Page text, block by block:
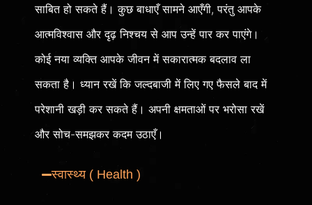
साबित हो सकते हैं। कुछ बाधाएँ सामने आएँगी, परंतु आपके
आत्मविश्वास और दृढ़ निश्चय से आप उन्हें पार कर पाएंगे।
कोई नया व्यक्ति आपके जीवन में सकारात्मक बदलाव ला
सकता है। ध्यान रखें कि जल्दबाजी में लिए गए फैसले बाद में
परेशानी खड़ी कर सकते हैं। अपनी क्षमताओं पर भरोसा रखें
और सोच-समझकर कदम उठाएँ।
स्वास्थ्य ( Health )